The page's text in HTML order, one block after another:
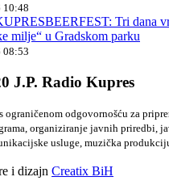
10:48
Tri dana
milje“ u Gradskom parku
08:53
J.P. Radio Kupres
ograničenom odgovornošću za
organiziranje javnih priredbi,
usluge, muzička
i dizajn Creatix BiH